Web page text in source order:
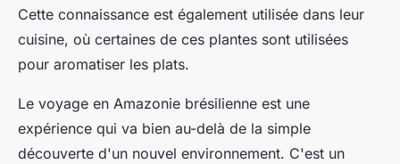
Cette connaissance est également utilisée dans leur
cuisine, où certaines de ces plantes sont utilisées
pour aromatiser les plats.
Le voyage en Amazonie brésilienne est une
expérience qui va bien au-delà de la simple
découverte d'un nouvel environnement. C'est un